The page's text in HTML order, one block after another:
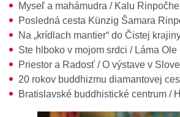
Myseľ a mahámudra / Kalu Rinpočhe
Posledná cesta Künzig Šamara
Na „krídlach mantier“ do Čistej
Ste hlboko v mojom srdci / Láma
Priestor a Radosť / O výstave v
20 rokov buddhizmu diamantovej
Bratislavské buddhistické centrum /